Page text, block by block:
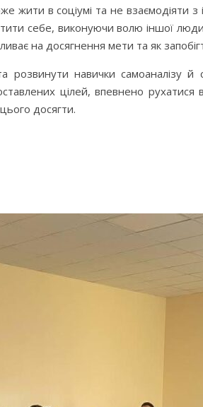
жити в соціумі та не
себе, виконуючи волю іншої
на досягнення мети та як
навички самоаналізу й
цілей, впевнено
досягти.